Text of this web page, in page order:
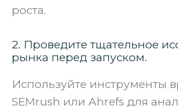
роста.
2. Проведите тщательное
рынка перед запуском.
Используйте инструменты
SEMrush или Ahrefs для